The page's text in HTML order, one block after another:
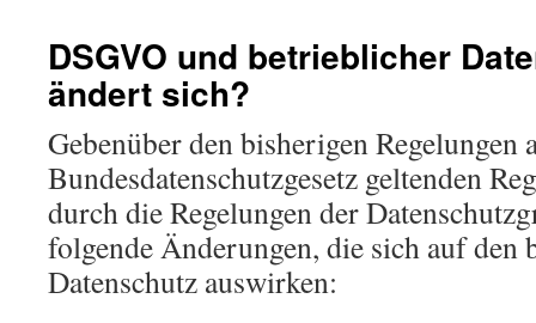
DSGVO und betrieblicher
ändert sich?
Gebenüber den bisherigen Regelungen
Bundesdatenschutzgesetz geltenden
durch die Regelungen der
folgende Änderungen, die sich auf den
Datenschutz auswirken: